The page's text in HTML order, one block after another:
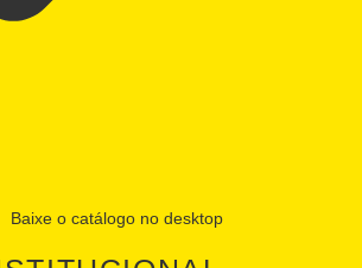
Baixe o catálogo no desktop